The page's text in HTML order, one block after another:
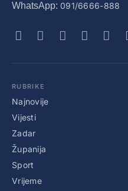
WhatsApp: 091/6666-888
RUBRIKE
Najnovije
Vijesti
Zadar
Županija
Sport
Vrijeme